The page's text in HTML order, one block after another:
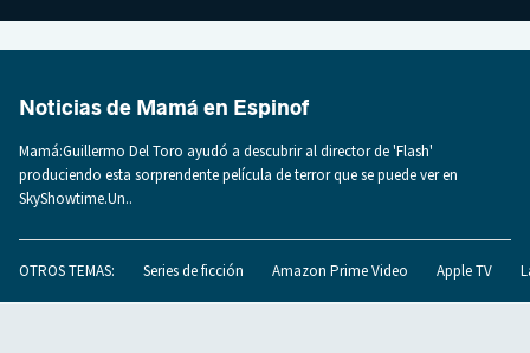
Noticias de Mamá en Espinof
Mamá:Guillermo Del Toro ayudó a descubrir al director de 'Flash'
produciendo esta sorprendente película de terror que se puede ver en
SkyShowtime.Un..
OTROS TEMAS: Series de ficción Amazon Prime Video Apple TV